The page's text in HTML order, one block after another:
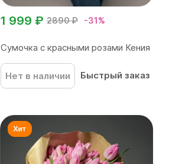
2890 ₽ -31%
1 999 ₽
Сумочка с красными розами Кения
Нет в наличии Быстрый заказ